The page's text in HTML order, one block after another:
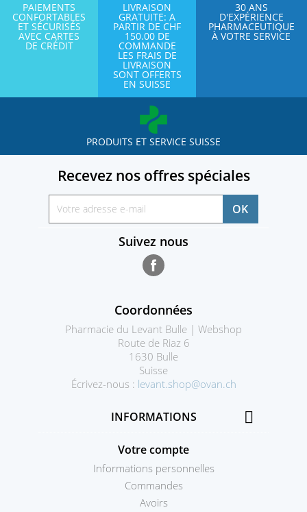
PAIEMENTS
CONFORTABLES
ET SÉCURISÉS
AVEC CARTES
DE CRÉDIT
LIVRAISON
GRATUITE: A
PARTIR DE CHF
150.00 DE
COMMANDE
LES FRAIS DE
LIVRAISON
SONT OFFERTS
EN SUISSE
30 ANS
D'EXPÉRIENCE
PHARMACEUTIQUE
À VOTRE SERVICE
PRODUITS ET SERVICE SUISSE
Recevez nos offres spéciales
Suivez nous
Coordonnées
Pharmacie du Levant Bulle | Webshop
Route de Riaz 6
1630 Bulle
Suisse
Écrivez-nous : levant.shop@ovan.ch
INFORMATIONS 
Votre compte
Informations personnelles
Commandes
Avoirs